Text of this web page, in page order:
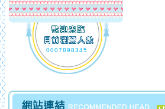
0007898345